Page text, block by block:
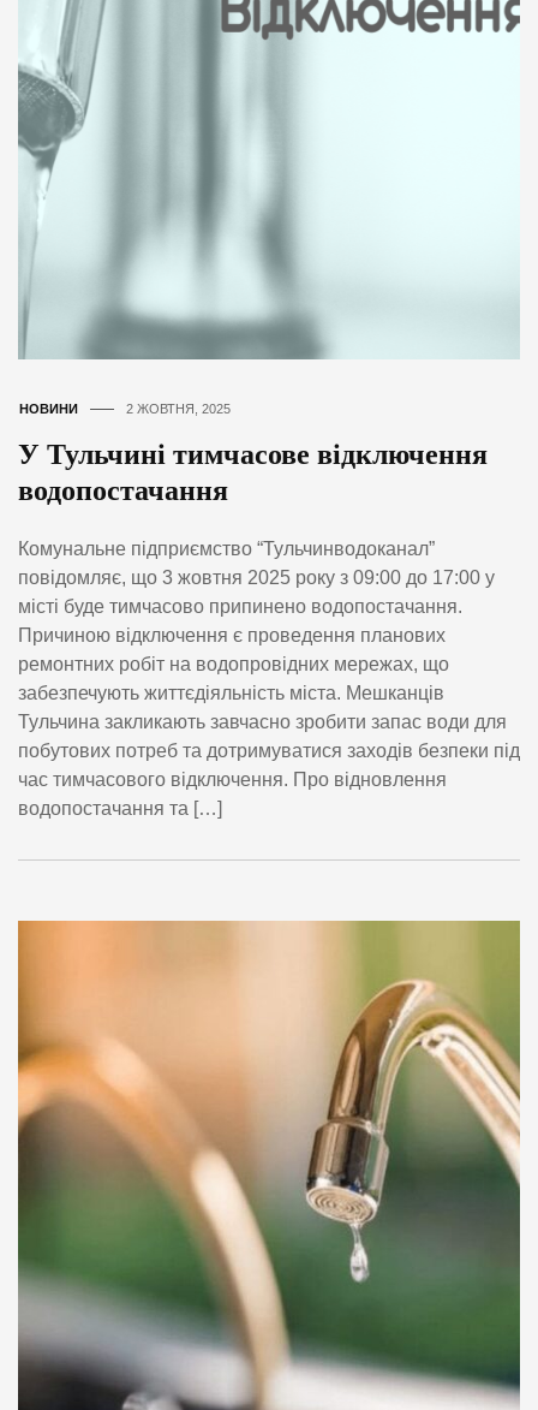
НОВИНИ 2 ЖОВТНЯ, 2025
У Тульчині тимчасове відключення
водопостачання
Комунальне підприємство “Тульчинводоканал”
повідомляє, що 3 жовтня 2025 року з 09:00 до 17:00 у
місті буде тимчасово припинено водопостачання.
Причиною відключення є проведення планових
ремонтних робіт на водопровідних мережах, що
забезпечують життєдіяльність міста. Мешканців
Тульчина закликають завчасно зробити запас води для
побутових потреб та дотримуватися заходів безпеки під
час тимчасового відключення. Про відновлення
водопостачання та […]